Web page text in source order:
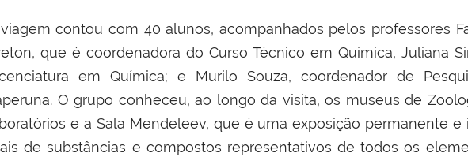
contou com 40 alunos, acompanhados pelos professores
que é coordenadora do Curso Técnico em Química, Juliana
em Química; e Murilo Souza, coordenador de
O grupo conheceu, ao longo da visita, os museus de
e a Sala Mendeleev, que é uma exposição permanente
de substâncias e compostos representativos de todos os